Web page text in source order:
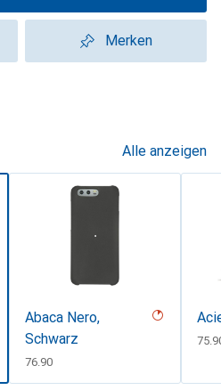
Merken
Alle anzeigen
Abaca Nero,
Schwarz
CHF
76.90
CHF